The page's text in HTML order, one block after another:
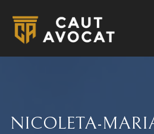
NICOLETA-